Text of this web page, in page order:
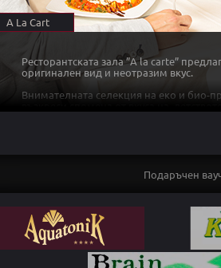
A La Cart
Ресторантската зала ”A la carte”
оригинален вид и неотразим вкус.
Внимателната селекция на еко и био-
Предлаганите напитки и вина са
Подаръчен